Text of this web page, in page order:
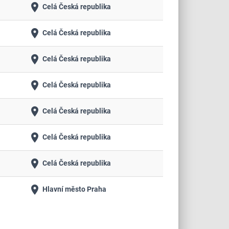
place Celá Česká republika
place Celá Česká republika
place Celá Česká republika
place Celá Česká republika
place Celá Česká republika
place Celá Česká republika
place Celá Česká republika
place Hlavní město Praha